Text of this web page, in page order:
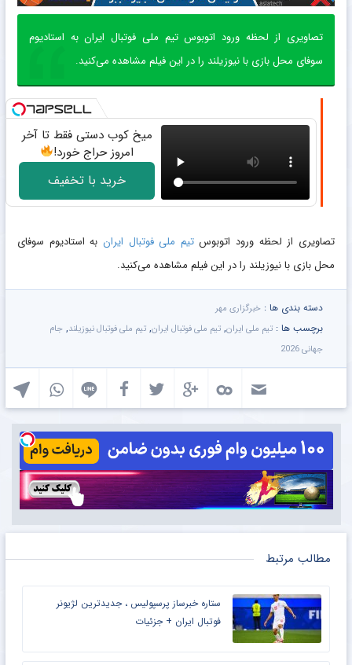
تصاویری از لحظه ورود اتوبوس تیم ملی فوتبال ایران به استادیوم
سوفای محل بازی با نیوزیلند را در این فیلم مشاهده می‌کنید.
میخ کوب دستی فقط تا آخر
امروز حراج خورد!
خرید با تخفیف
تصاویری از لحظه ورود اتوبوستیم ملی فوتبال ایران به استادیوم سوفای
محل بازی با نیوزیلند را در این فیلم مشاهده می‌کنید.
دسته بندی ها : خبرگزاری مهر
برچسب ها : تیم ملی ایران, تیم ملی فوتبال ایران, تیم ملی فوتبال نیوزیلند, جام
جهانی 2026
مطالب مرتبط
ستاره خبرساز پرسپولیس ، جدیدترین لژیونر
فوتبال ایران + جزئیات